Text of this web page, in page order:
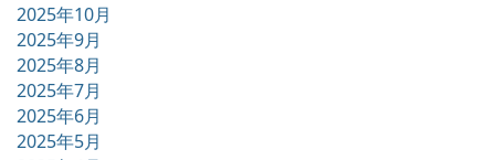
2025年10月
2025年9月
2025年8月
2025年7月
2025年6月
2025年5月